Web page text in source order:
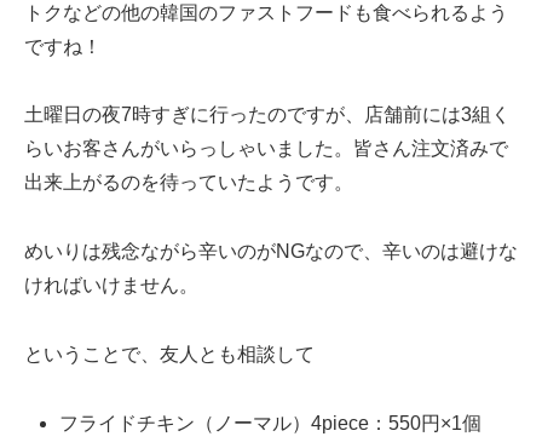
トクなどの他の韓国のファストフードも食べられるよう
ですね！
土曜日の夜7時すぎに行ったのですが、店舗前には3組く
らいお客さんがいらっしゃいました。皆さん注文済みで
出来上がるのを待っていたようです。
めいりは残念ながら辛いのがNGなので、辛いのは避けな
ければいけません。
ということで、友人とも相談して
フライドチキン（ノーマル）4piece：550円×1個